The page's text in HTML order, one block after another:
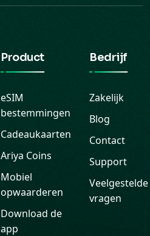
Product
eSIM
bestemmingen
Cadeaukaarten
Ariya Coins
Mobiel
opwaarderen
Download de
app
Bedrijf
Zakelijk
Blog
Contact
Support
Veelgestelde
vragen